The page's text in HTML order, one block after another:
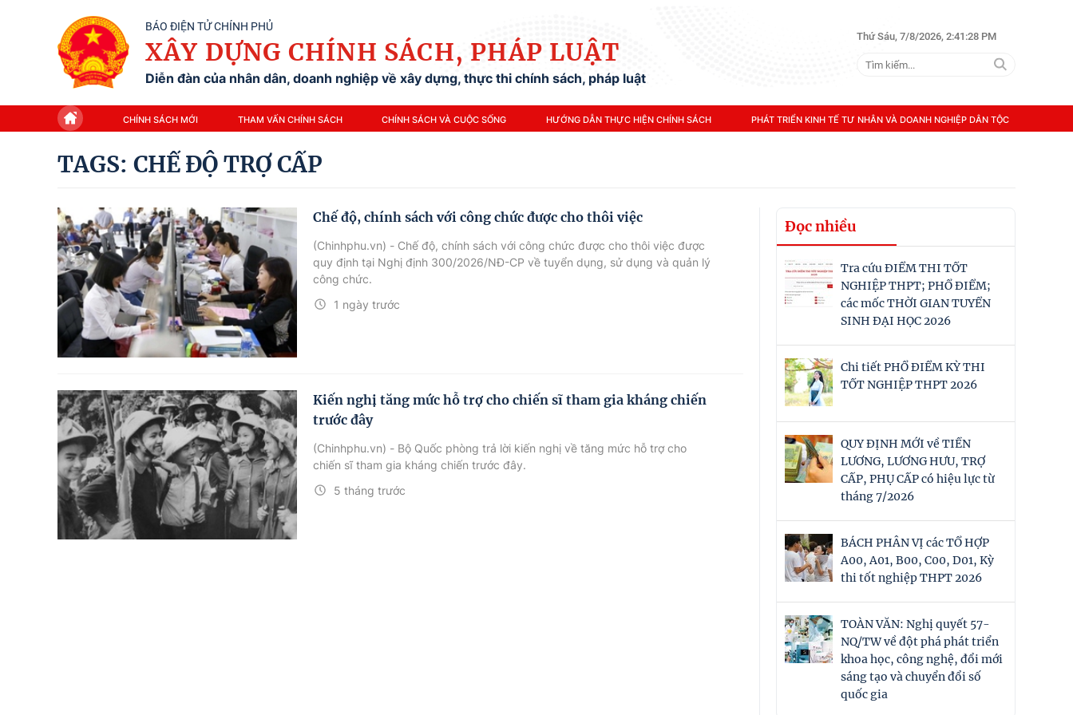
BÁO ĐIỆN TỬ CHÍNH PHỦ
XÂY DỰNG CHÍNH SÁCH, PHÁP LUẬT
Diễn đàn của nhân dân, doanh nghiệp về xây dựng, thực thi chính sách, pháp luật
Thứ Sáu, 7/8/2026, 2:41:28 PM
CHÍNH SÁCH MỚI THAM VẤN CHÍNH SÁCH CHÍNH SÁCH VÀ CUỘC SỐNG HƯỚNG DẪN THỰC HIỆN CHÍNH SÁCH PHÁT TRIỂN KINH TẾ TƯ NHÂN VÀ DOANH NGHIỆP DÂN TỘC
TAGS: CHẾ ĐỘ TRỢ CẤP
Chế độ, chính sách với công chức được cho thôi việc
1 ngày trước
(Chinhphu.vn) - Chế độ, chính sách với công chức được cho thôi việc được
quy định tại Nghị định 300/2026/NĐ-CP về tuyển dụng, sử dụng và quản lý
công chức.
Kiến nghị tăng mức hỗ trợ cho chiến sĩ tham gia kháng chiến
trước đây
5 tháng trước
(Chinhphu.vn) - Bộ Quốc phòng trả lời kiến nghị về tăng mức hỗ trợ cho
chiến sĩ tham gia kháng chiến trước đây.
Đọc nhiều
Tra cứu ĐIỂM THI TỐT
NGHIỆP THPT; PHỔ ĐIỂM;
các mốc THỜI GIAN TUYỂN
SINH ĐẠI HỌC 2026
Chi tiết PHỔ ĐIỂM KỲ THI
TỐT NGHIỆP THPT 2026
QUY ĐỊNH MỚI về TIỀN
LƯƠNG, LƯƠNG HƯU, TRỢ
CẤP, PHỤ CẤP có hiệu lực từ
tháng 7/2026
BÁCH PHÂN VỊ các TỔ HỢP
A00, A01, B00, C00, D01, Kỳ
thi tốt nghiệp THPT 2026
TOÀN VĂN: Nghị quyết 57-
NQ/TW về đột phá phát triển
khoa học, công nghệ, đổi mới
sáng tạo và chuyển đổi số
quốc gia